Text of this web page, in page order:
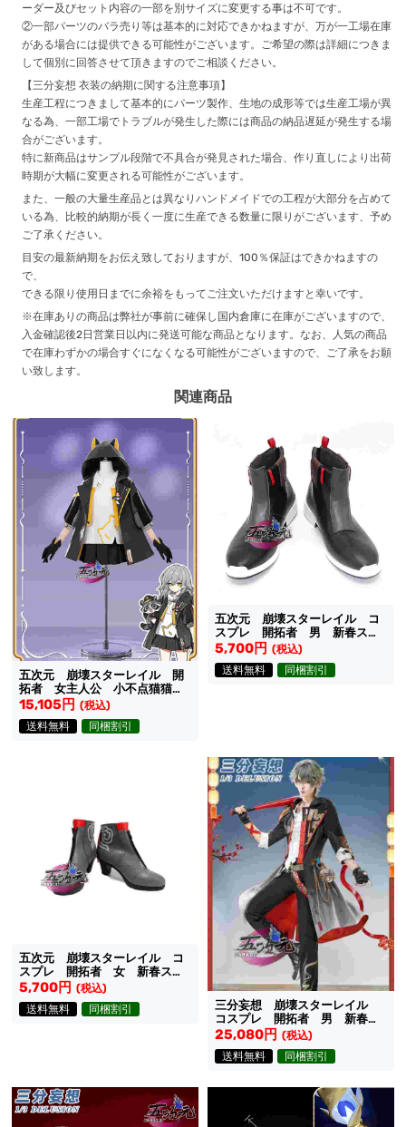
ーダー及びセット内容の一部を別サイズに変更する事は不可です。
②一部パーツのバラ売り等は基本的に対応できかねますが、万が一工場在庫
がある場合には提供できる可能性がございます。ご希望の際は詳細につきま
して個別に回答させて頂きますのでご相談ください。
【三分妄想 衣装の納期に関する注意事項】
生産工程につきまして基本的にパーツ製作、生地の成形等では生産工場が異
なる為、一部工場でトラブルが発生した際には商品の納品遅延が発生する場
合がございます。
特に新商品はサンプル段階で不具合が発見された場合、作り直しにより出荷
時期が大幅に変更される可能性がございます。
また、一般の大量生産品とは異なりハンドメイドでの工程が大部分を占めて
いる為、比較的納期が長く一度に生産できる数量に限りがございます、予め
ご了承ください。
目安の最新納期をお伝え致しておりますが、100％保証はできかねますの
で、
できる限り使用日までに余裕をもってご注文いただけますと幸いです。
※在庫ありの商品は弊社が事前に確保し国内倉庫に在庫がございますので、
入金確認後2日営業日以内に発送可能な商品となります。なお、人気の商品
で在庫わずかの場合すぐになくなる可能性がございますので、ご了承をお願
い致します。
関連商品
五次元 崩壊スターレイル 開
拓者 女主人公 小不点猫猫
（ちびねこ）シリーズ コスプ
レ衣装
15,105円 (税込)
送料無料
同梱割引
五次元 崩壊スターレイル コ
スプレ 開拓者 男 新春スキ
ン 靴
5,700円 (税込)
送料無料
同梱割引
五次元 崩壊スターレイル コ
スプレ 開拓者 女 新春スキ
ン 靴
5,700円 (税込)
送料無料
同梱割引
三分妄想 崩壊スターレイル
コスプレ 開拓者 男 新春ス
キン 衣装
25,080円 (税込)
送料無料
同梱割引